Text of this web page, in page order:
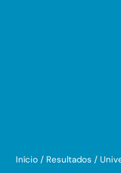
Início/ Resultados /